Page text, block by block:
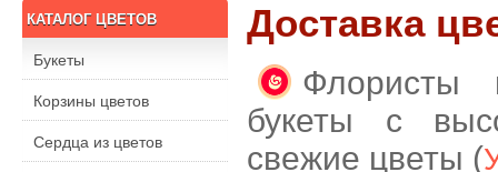
КАТАЛОГ ЦВЕТОВ
Букеты
Корзины цветов
Сердца из цветов
Доставка
Флористы
букеты с
свежие цветы (